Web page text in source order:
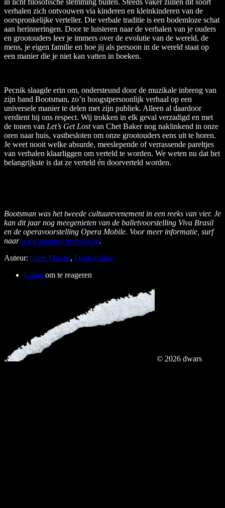
verhalen zich ontvouwen via kinderen en kleinkinderen van de
oorspronkelijke verteller. Die verbale traditie is een bodemloze schat
aan herinneringen. Door te luisteren naar de verhalen van je ouders
en grootouders leer je immers over de evolutie van de wereld, de
mens, je eigen familie en hoe jij als persoon in de wereld staat op
een manier die je niet kan vatten in boeken.
Pecnik slaagde erin om, ondersteund door de muzikale inbreng van
zijn band Bootsman, zo’n hoogstpersoonlijk verhaal op een
universele manier te delen met zijn publiek. Alleen al daardoor
verdient hij ons respect. Wij trokken in elk geval verzadigd en met
de tonen van Let’s Get Lostvan Chet Baker nog naklinkend in onze
oren naar huis, vastbesloten om onze grootouders eens uit te horen.
Je weet nooit welke absurde, meeslepende of verrassende pareltjes
van verhalen klaarliggen om verteld te worden. We weten nu dat het
belangrijkste is dat ze verteld én doorverteld worden.
Bootsman was het tweede cultuurevenementin een reeks van vier. Je
kan dit jaar nog meegenieten van de balletvoorstelling Viva Brasil
en de operavoorstelling Opera Mobile. Voor meer informatie, surf
naarwww.uantwerpenplus.be.
Auteur: Stine Moons, Daan Krake
Login om te reageren
© 2026 dwars